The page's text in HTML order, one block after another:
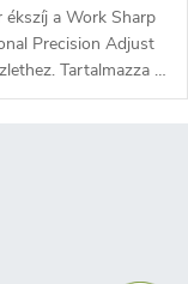
ékszíj a Work Sharp
Precision Adjust
Tartalmazza a
alátéttel, mérete